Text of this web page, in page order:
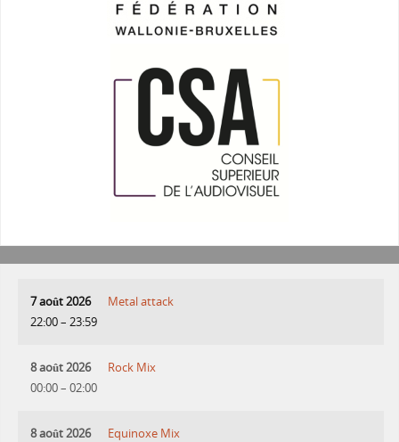
7 août 2026
22:00– 23:59
Metal attack
8 août 2026
00:00– 02:00
Rock Mix
8 août 2026
Equinoxe Mix